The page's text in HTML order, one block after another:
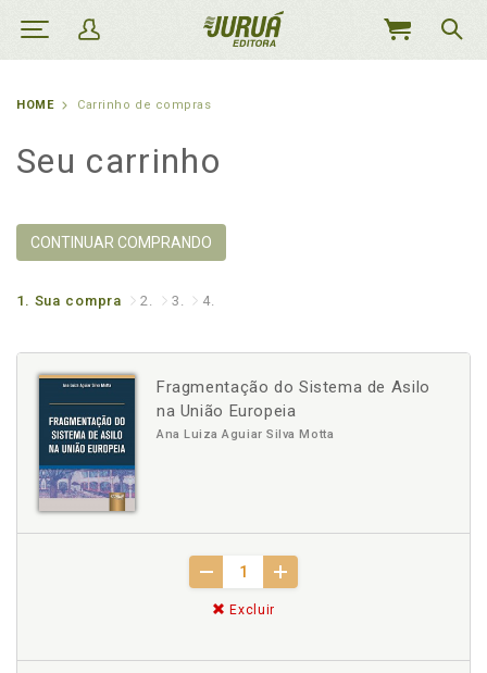
MEU
HOME Carrinho de compras
Seu carrinho
CONTINUAR COMPRANDO
1. Sua compra 2. 3. 4.
Fragmentação do Sistema de Asilo
na União Europeia
Ana Luiza Aguiar Silva Motta
Excluir